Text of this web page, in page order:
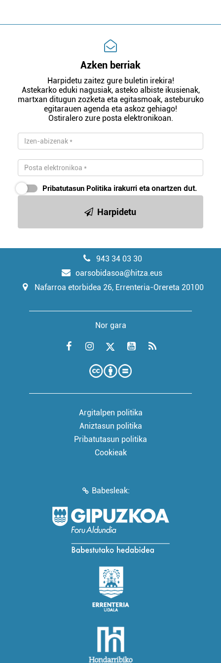
Azken berriak
Harpidetu zaitez gure buletin irekira!
Astekarko eduki nagusiak, asteko albiste ikusienak,
martxan ditugun zozketa eta egitasmoak, asteburuko
egitarauen agenda eta askoz gehiago!
Ostiralero zure posta elektronikoan.
Pribatutasun Politika irakurri eta onartzen dut.
Harpidetu
943 34 03 30
oarsobidasoa@hitza.eus
Nafarroa etorbidea 26, Errenteria-Orereta 20100
Nor gara
Argitalpen politika
Aniztasun politika
Pribatutasun politika
Cookieak
Babesleak: